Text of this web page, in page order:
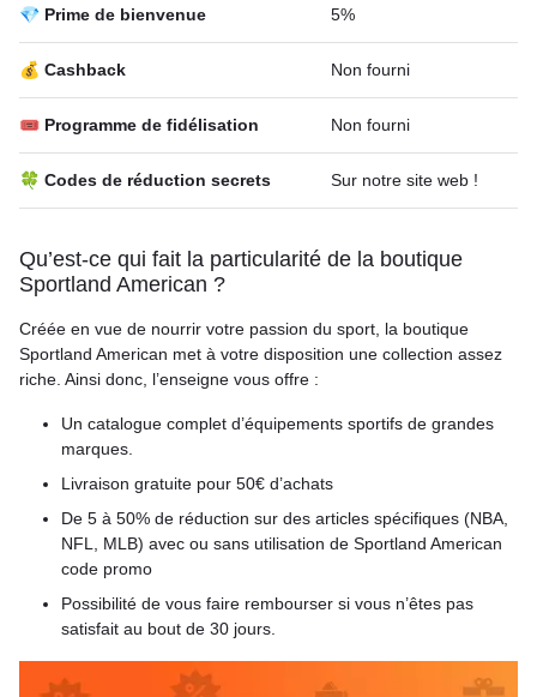
💎 Prime de bienvenue 5%
💰 Cashback Non fourni
🎟 Programme de fidélisation Non fourni
🍀 Codes de réduction secrets Sur notre site web !
Qu’est-ce qui fait la particularité de la boutique
Sportland American ?
Créée en vue de nourrir votre passion du sport, la boutique
Sportland American met à votre disposition une collection assez
riche. Ainsi donc, l’enseigne vous offre :
Un catalogue complet d’équipements sportifs de grandes
marques.
Livraison gratuite pour 50€ d’achats
De 5 à 50% de réduction sur des articles spécifiques (NBA,
NFL, MLB) avec ou sans utilisation de Sportland American
code promo
Possibilité de vous faire rembourser si vous n’êtes pas
satisfait au bout de 30 jours.